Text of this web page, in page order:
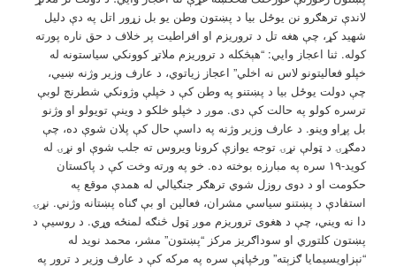
لاندې ترهګرو نن یوځل بیا د پښتون وطن یو بل زړور اتل په دې دلیل
شهید کړ، چې هغه تل د تروریزم او افراطیت پر خلاف د حق ناره پورته
کوله. ثنا اعجاز وایي: “هېڅکله د تروریزم ملاتړ کوونکي سیاستونه له
خپلو فعالیتونو لاس نه اخلي” اعجاز زیاتوي، د عارف وزیر وژنه ښیي،
چې دولت یوځل بیا د پښتنو په وطن کې د خپلې وژونکي شطرنج لوبې
ترسره کولو په حالت کې دی. موږ د خپلو خلکو د وینې تویولو او وژنو
بل پړاو وینو. د عارف وزیر وژنه په داسې حال کې پلان شوې ده، چې
دمګړۍ د ټولې نړۍ توجه یوازې کرونا ویروس ته جلب شوې او نړۍ له
کوید-۱۹ سره په مبارزه بوخته ده. خو په ورته وخت کې د پاکستان
حکومت او د دوی روزل شوي ترهګر جنګیالي له همدې موقع په
استفادې د پښتنو سیاسي مشران، فعالین او بې ګناه پښتانه وژني. نړۍ
دا نه ویني، چې د هغوی تروریزم موږ ټول څنګه لمنځه وړي. د روسيې د
پښتون کلتوري او سوداګريز مرکز “پښتون” مشر، محمد نوید له
“نېزاويسيمايا ګزېته” ورځپاڼې سره په مرکه کې د عارف وزیر د ترور په